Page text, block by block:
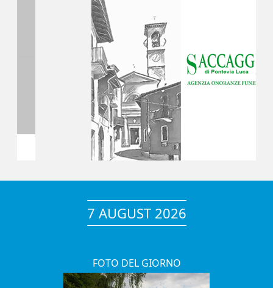
7 AUGUST 2026
FOTO DEL GIORNO